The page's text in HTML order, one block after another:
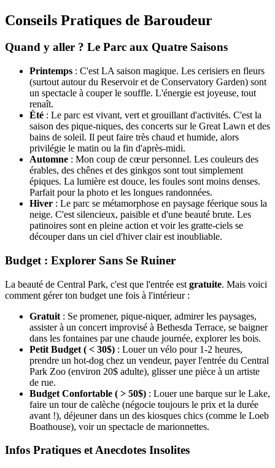
Conseils Pratiques de Baroudeur
Quand y aller ? Le Parc aux Quatre Saisons
Printemps : C'est LA saison magique. Les cerisiers en fleurs
(surtout autour du Reservoir et de Conservatory Garden) sont
un spectacle à couper le souffle. L'énergie est joyeuse, tout
renaît.
Été : Le parc est vivant, vert et grouillant d'activités. C'est la
saison des pique-niques, des concerts sur le Great Lawn et des
bains de soleil. Il peut faire très chaud et humide, alors
privilégie le matin ou la fin d'après-midi.
Automne : Mon coup de cœur personnel. Les couleurs des
érables, des chênes et des ginkgos sont tout simplement
épiques. La lumière est douce, les foules sont moins denses.
Parfait pour la photo et les longues randonnées.
Hiver : Le parc se métamorphose en paysage féerique sous la
neige. C'est silencieux, paisible et d'une beauté brute. Les
patinoires sont en pleine action et voir les gratte-ciels se
découper dans un ciel d'hiver clair est inoubliable.
Budget : Explorer Sans Se Ruiner
La beauté de Central Park, c'est que l'entrée est gratuite. Mais voici
comment gérer ton budget une fois à l'intérieur :
Gratuit : Se promener, pique-niquer, admirer les paysages,
assister à un concert improvisé à Bethesda Terrace, se baigner
dans les fontaines par une chaude journée, explorer les bois.
Petit Budget ( < 30$) : Louer un vélo pour 1-2 heures,
prendre un hot-dog chez un vendeur, payer l'entrée du Central
Park Zoo (environ 20$ adulte), glisser une pièce à un artiste
de rue.
Budget Confortable ( > 50$) : Louer une barque sur le Lake,
faire un tour de calèche (négocie toujours le prix et la durée
avant !), déjeuner dans un des kiosques chics (comme le Loeb
Boathouse), voir un spectacle de marionnettes.
Infos Pratiques et Anecdotes Insolites